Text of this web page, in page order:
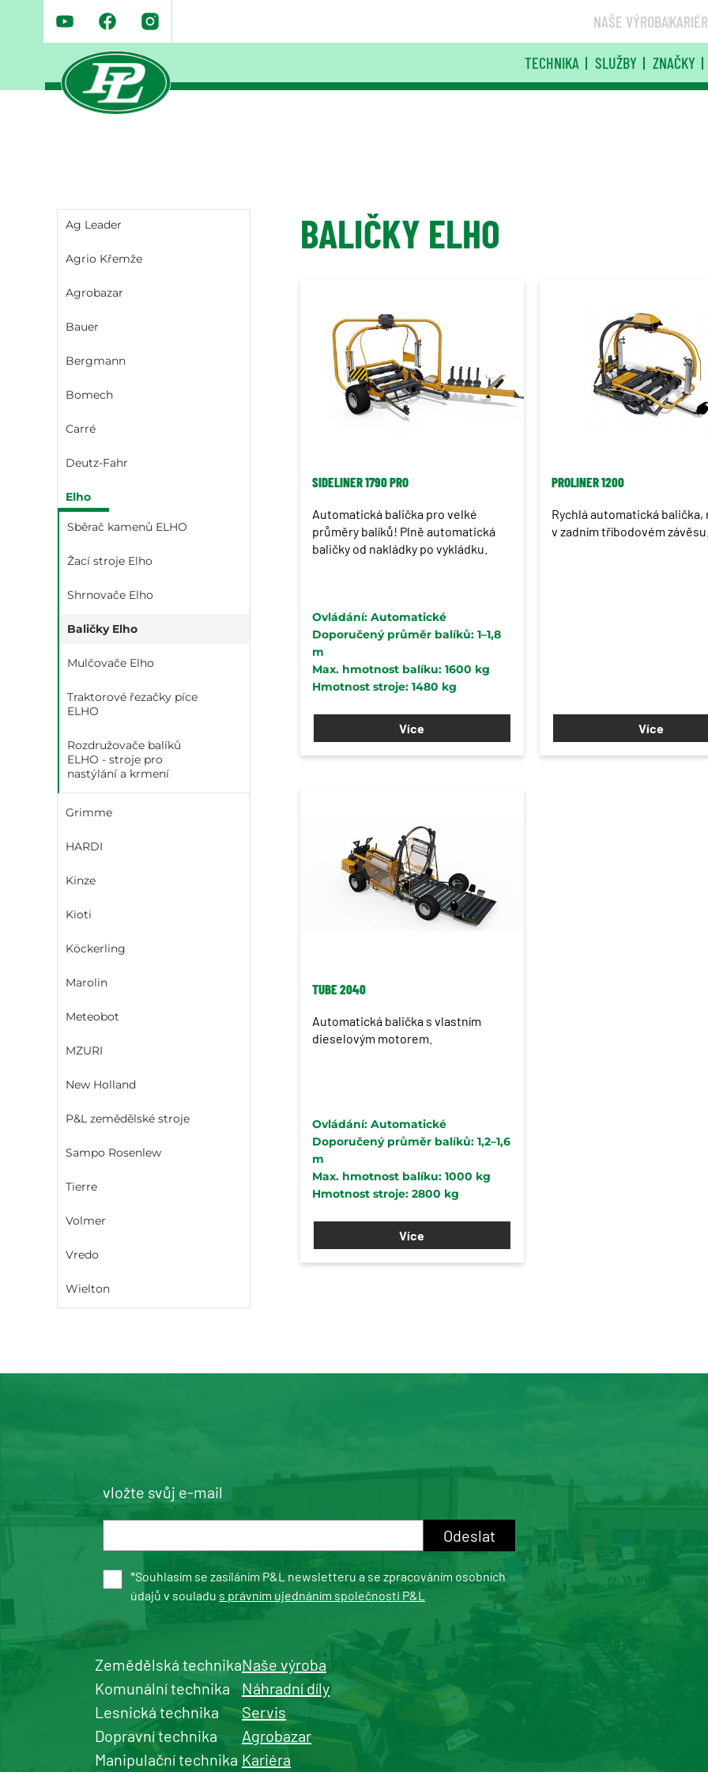
NAŠE VÝROBA
TECHNIKA SLUŽBY ZNAČKY
Ag Leader
Agrio Křemže
Agrobazar
Bauer
Bergmann
Bomech
Carré
Deutz-Fahr
Elho
Sběrač kamenů ELHO
Žací stroje Elho
Shrnovače Elho
Baličky Elho
Mulčovače Elho
Traktorové řezačky píce
ELHO
Rozdružovače balíků
ELHO - stroje pro
nastýlání a krmení
Grimme
HARDI
Kinze
Kioti
Köckerling
Marolin
Meteobot
MZURI
New Holland
P&L zemědělské stroje
Sampo Rosenlew
Tierre
Volmer
Vredo
Wielton
BALIČKY ELHO
SIDELINER 1790 PRO
Automatická balička pro velké
průměry balíků! Plně automatická
baličky od nakládky po vykládku.
Ovládání: Automatické
Doporučený průměr balíků: 1–1,8
m
Max. hmotnost balíku: 1600 kg
Hmotnost stroje: 1480 kg
Více
PROLINER 1200
Rychlá automatická balička,
v zadním tříbodovém
Více
TUBE 2040
Automatická balička s vlastním
dieselovým motorem.
Ovládání: Automatické
Doporučený průměr balíků: 1,2–1,6
m
Max. hmotnost balíku: 1000 kg
Hmotnost stroje: 2800 kg
Více
vložte svůj e-mail
*Souhlasím se zasíláním P&L newsletteru a se zpracováním osobních
údajů v souladu s právním ujednáním společnosti P&L
Zemědělská technika
Komunální technika
Lesnická technika
Dopravní technika
Manipulační technika
Naše výroba
Náhradní díly
Servis
Agrobazar
Kariéra